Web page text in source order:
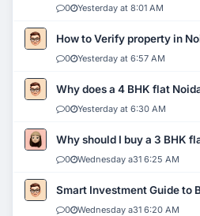
0 Yesterday at 8:01 AM
How to Verify property in
0 Yesterday at 6:57 AM
Why does a 4 BHK flat
0 Yesterday at 6:30 AM
Why should I buy a 3 BHK
0 Wednesday a31 6:25 AM
Smart Investment Guide to
0 Wednesday a31 6:20 AM